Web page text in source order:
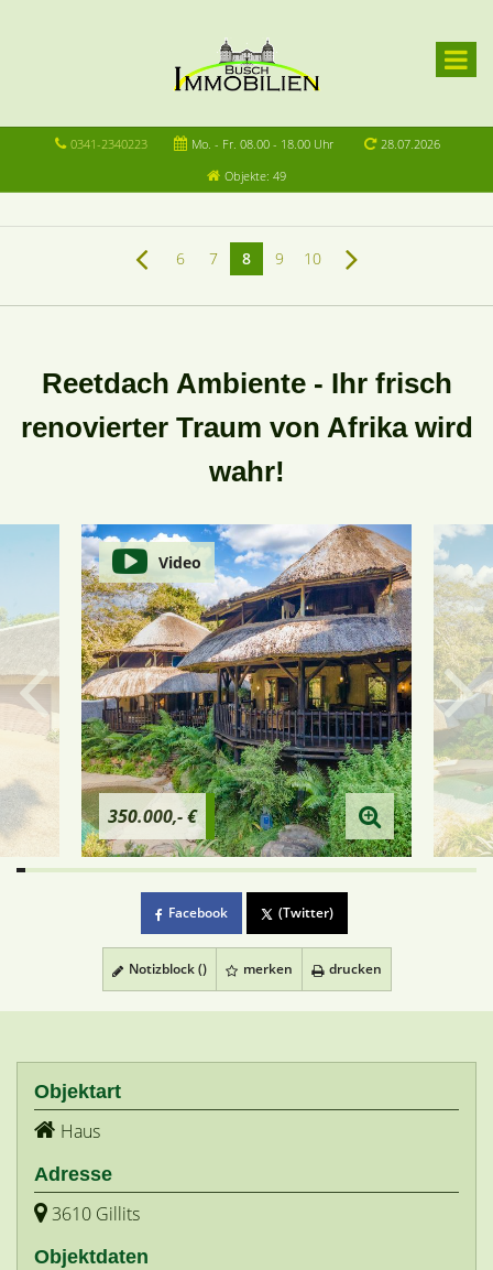
0341-2340223 Mo. - Fr. 08.00 - 18.00 Uhr
28.07.2026
Objekte: 49
6 7 8 9 10
Reetdach Ambiente - Ihr frisch
renovierter Traum von Afrika wird
wahr!
350.000,- €
Video
Facebook (Twitter)
Notizblock () merken drucken
Objektart
Haus
Adresse
3610 Gillits
Objektdaten